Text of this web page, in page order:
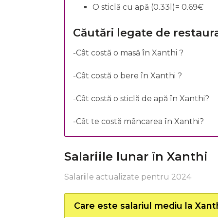
O sticlă cu apă (0.33l)= 0.69€
Căutări legate de
-Cât costă o masă în Xanthi ?
-Cât costă o bere în Xanthi ?
-Cât costă o sticlă de apă în Xanthi?
-Cât te costă mâncarea în Xanthi?
Salariile lunar în Xanthi
Salariile actualizate pentru 2024
Care este salariul mediu la